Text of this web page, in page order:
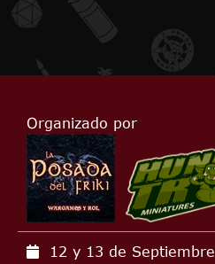
Organizado por
12 y 13 de Septiembre